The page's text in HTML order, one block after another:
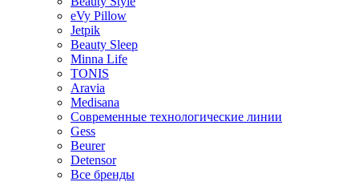
eVy Pillow
Jetpik
Beauty Sleep
Minna Life
TONIS
Aravia
Medisana
Современные технологические линии
Gess
Beurer
Detensor
Все бренды